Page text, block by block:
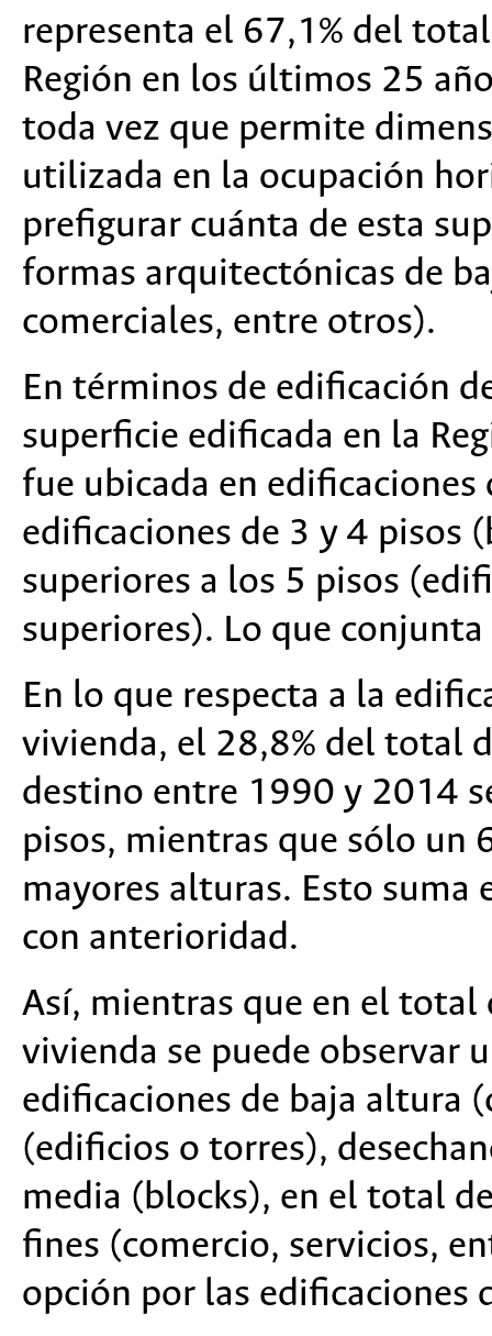
representa el 67,1% del
Región en los últimos 25
toda vez que permite
utilizada en la ocupación
prefigurar cuánta de esta
formas arquitectónicas de
comerciales, entre otros).
En términos de edificación
superficie edificada en la
fue ubicada en edificaciones
edificaciones de 3 y 4 pisos
superiores a los 5 pisos
superiores). Lo que
En lo que respecta a la
vivienda, el 28,8% del total
destino entre 1990 y 2014
pisos, mientras que sólo un
mayores alturas. Esto suma
con anterioridad.
Así, mientras que en el total
vivienda se puede observar
edificaciones de baja altura
(edificios o torres),
media (blocks), en el total
fines (comercio, servicios,
opción por las edificaciones